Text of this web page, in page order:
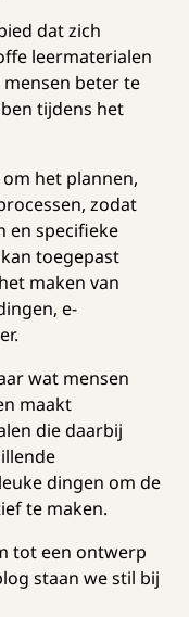
dat zich
leermaterialen
beter te
tijdens het
het plannen,
zodat
en specifieke
toegepast
maken van
e-
wat mensen
maakt
die daarbij
dingen om de
te maken.
tot een ontwerp
staan we stil bij